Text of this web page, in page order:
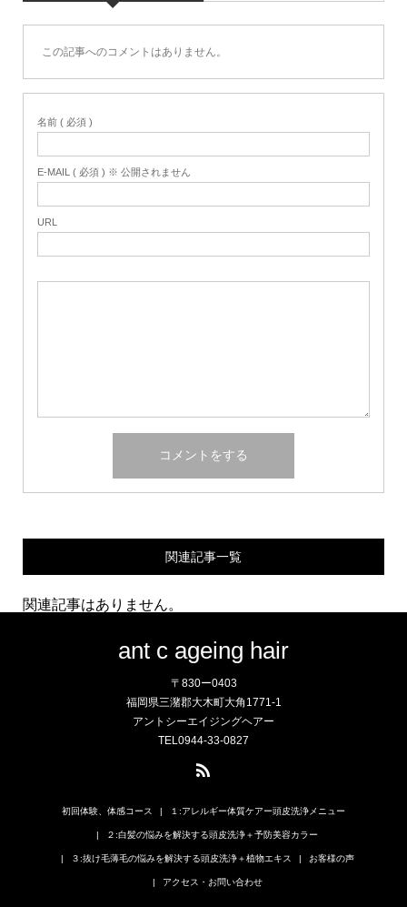
この記事へのコメントはありません。
名前 ( 必須 )
E-MAIL ( 必須 ) ※ 公開されません
URL
関連記事一覧
関連記事はありません。
ant c ageing hair
〒830ー0403
福岡県三潴郡大木町大角1771-1
アントシーエイジングヘアー
TEL0944-33-0827
初回体験、体感コース １:アレルギー体質ケアー頭皮洗浄メニュー
２:白髪の悩みを解決する頭皮洗浄＋予防美容カラー
３:抜け毛薄毛の悩みを解決する頭皮洗浄＋植物エキス お客様の声
アクセス・お問い合わせ